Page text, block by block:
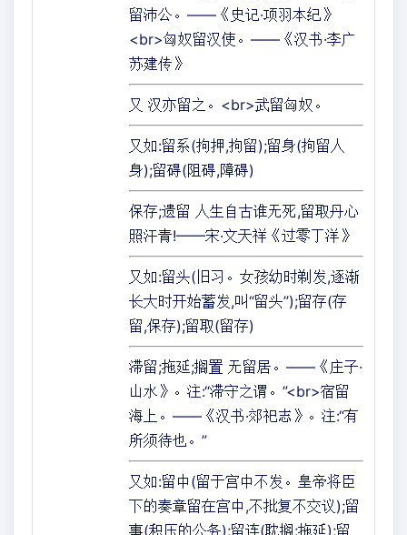
留沛公。——《史记·项羽本纪》
<br>匈奴留汉使。——《汉书·李广
苏建传》
又 汉亦留之。<br>武留匈奴。
又如:留系(拘押,拘留);留身(拘留人
身);留碍(阻碍,障碍)
保存;遗留 人生自古谁无死,留取丹心
照汗青!——宋·文天祥《过零丁洋》
又如:留头(旧习。女孩幼时剃发,逐渐
长大时开始蓄发,叫“留头”);留存(存
留,保存);留取(留存)
滞留;拖延;搁置 无留居。——《庄子·
山水》。注:“滞守之谓。”<br>宿留
海上。——《汉书·郊祀志》。注:“有
所须待也。”
又如:留中(留于宫中不发。皇帝将臣
下的奏章留在宫中,不批复不交议);留
事(积压的公务);留连(耽搁;拖延);留